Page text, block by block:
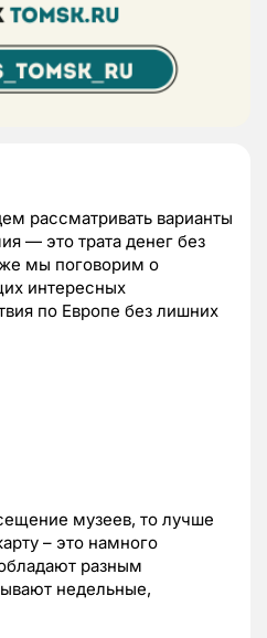
рассматривать варианты
— это трата денег без
мы поговорим о
интересных
по Европе без лишних
музеев, то лучше
– это намного
разным
недельные,